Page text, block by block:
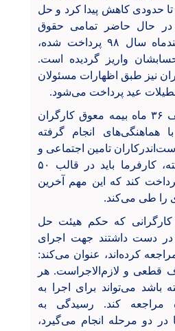
تا حدودی کاهش پیدا کرد و حل
در حال حاضر تمامی حقوق
کارگران به جز اسفندماه سال ۹۸ پرداخت شده،
واریز گردیده است.
نیز طبق اظهارات مسئولان
تعطیلات عید پرداخت می‌شود.
به منظور تعیین تکلیف ۳۶ ماه بیمه معوق کارگران
هماهنگی‌های انجام گرفته
تامین اجتماعی و
توافقات صورت گرفته، کارفرما باید در قالب ۵۰
کند که این مهم آخرین
را طی می‌کند.
کارگرانی که حکم‌ هیئت حل
در دست داشتند جهت اجرای
کرده‌اند، عنوان می‌کند:
قطعی و لازم‌الاجراست. هر
می‌تواند برای اجرا به
مراجعه کند. رسیدگی به
در دو مرحله انجام می‌گیرد،